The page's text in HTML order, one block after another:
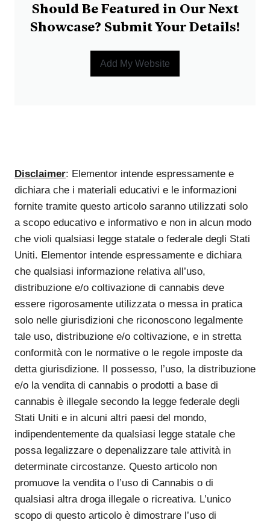
Should Be Featured in Our Next
Showcase? Submit Your Details!
Add My Website
Disclaimer: Elementor intende espressamente e
dichiara che i materiali educativi e le informazioni
fornite tramite questo articolo saranno utilizzati solo
a scopo educativo e informativo e non in alcun modo
che violi qualsiasi legge statale o federale degli Stati
Uniti. Elementor intende espressamente e dichiara
che qualsiasi informazione relativa all’uso,
distribuzione e/o coltivazione di cannabis deve
essere rigorosamente utilizzata o messa in pratica
solo nelle giurisdizioni che riconoscono legalmente
tale uso, distribuzione e/o coltivazione, e in stretta
conformità con le normative o le regole imposte da
detta giurisdizione. Il possesso, l’uso, la distribuzione
e/o la vendita di cannabis o prodotti a base di
cannabis è illegale secondo la legge federale degli
Stati Uniti e in alcuni altri paesi del mondo,
indipendentemente da qualsiasi legge statale che
possa legalizzare o depenalizzare tale attività in
determinate circostanze. Questo articolo non
promuove la vendita o l’uso di Cannabis o di
qualsiasi altra droga illegale o ricreativa. L’unico
scopo di questo articolo è dimostrare l’uso di